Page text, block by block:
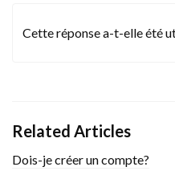
Cette réponse a-t-elle été
Related Articles
Dois-je créer un compte?